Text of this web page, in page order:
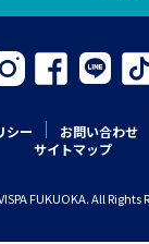
シー お問い合わせ
サイトマップ
FUKUOKA. All Rights